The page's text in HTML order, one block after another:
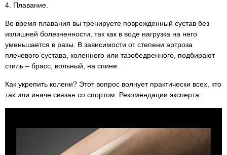
4. Плавание.
Во время плавания вы тренируете поврежденный сустав без
излишней болезненности, так как в воде нагрузка на него
уменьшается в разы. В зависимости от степени артроза
плечевого сустава, коленного или тазобедренного, подбирают
стиль – брасс, вольный, на спине.
Как укрепить колени? Этот вопрос волнует практически всех, кто
так или иначе связан со спортом. Рекомендации эксперта: